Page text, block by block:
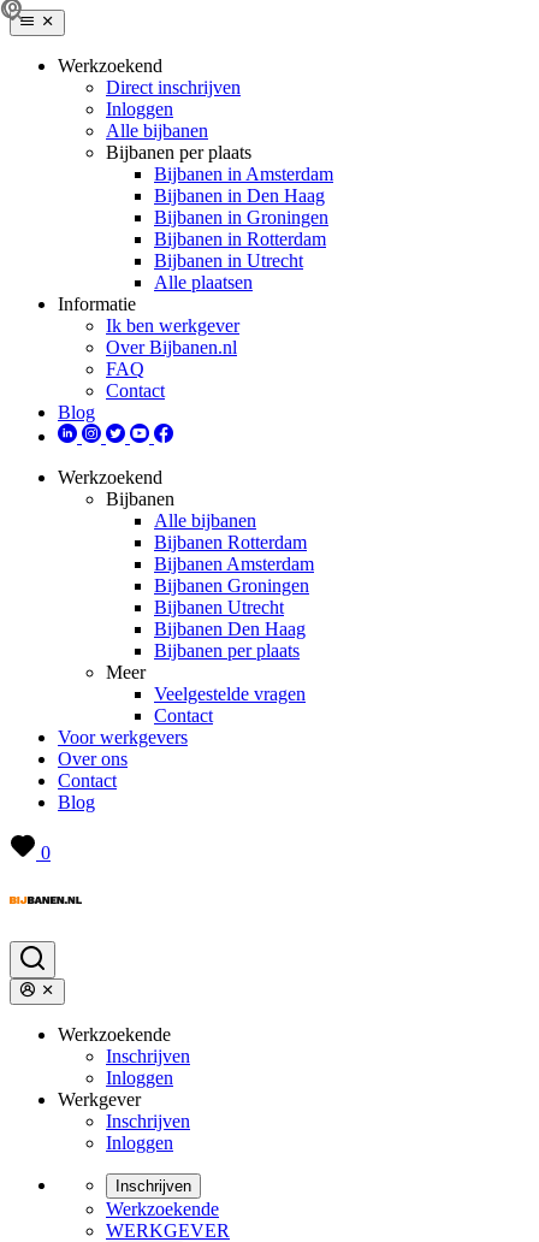
Werkzoekend
Direct inschrijven
Inloggen
Alle bijbanen
Bijbanen per plaats
Bijbanen in Amsterdam
Bijbanen in Den Haag
Bijbanen in Groningen
Bijbanen in Rotterdam
Bijbanen in Utrecht
Alle plaatsen
Informatie
Ik ben werkgever
Over Bijbanen.nl
FAQ
Contact
Blog
Werkzoekend
Bijbanen
Alle bijbanen
Bijbanen Rotterdam
Bijbanen Amsterdam
Bijbanen Groningen
Bijbanen Utrecht
Bijbanen Den Haag
Bijbanen per plaats
Meer
Veelgestelde vragen
Contact
Voor werkgevers
Over ons
Contact
Blog
0
Werkzoekende
Inschrijven
Inloggen
Werkgever
Inschrijven
Inloggen
Inschrijven
Werkzoekende
WERKGEVER